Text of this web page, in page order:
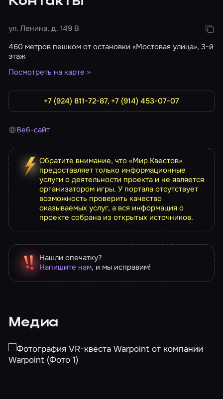
ул. Ленина, д. 149 В
460 метров пешком от остановки «Мостовая улица», 3-й
этаж
Посмотреть на карте
+7 (924) 811-72-87, +7 (914) 453-07-07
Веб-сайт
Обратите внимание, что «Мир Квестов»
предоставляет только информационные
услуги о деятельности проекта и не является
организатором игры. У портала отсутствует
возможность проверить качество
оказываемых услуг, а вся информация о
проекте собрана из открытых источников.
Нашли опечатку?
Напишите нам, и мы исправим!
Медиа